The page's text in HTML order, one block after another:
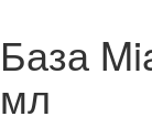
База
мл